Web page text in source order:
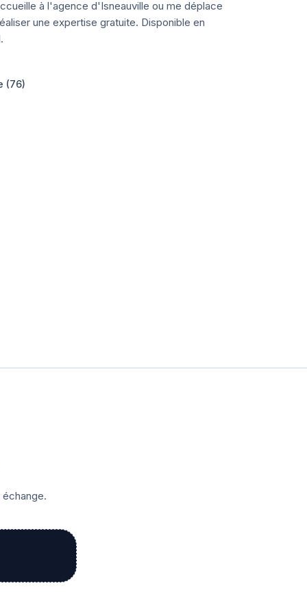
à l'agence d'Isneauville ou me déplace
une expertise gratuite. Disponible en
(76)